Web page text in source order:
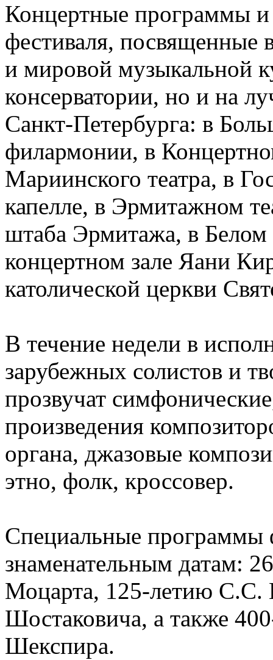
Концертные программы и
фестиваля,
и мировой музыкальной
консерватории, но и на
Санкт-Петербурга: в
филармонии, в
Мариинского театра, в
капелле, в Эрмитажном
штаба Эрмитажа, в Белом
концертном зале Яани
католической церкви
В течение недели в
зарубежных солистов и
прозвучат
произведения
органа, джазовые
этно, фолк, кроссовер.
Специальные программы
знаменательным датам:
Моцарта, 125-летию С.С.
Шостаковича, а также
Шекспира.